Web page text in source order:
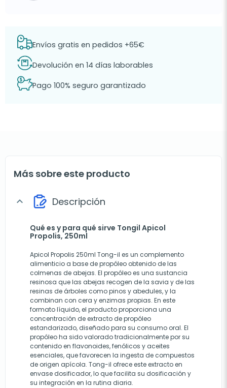
Envíos gratis en pedidos +65€
Devolución en 14 días laborables
Pago 100% seguro garantizado
Más sobre este producto
expand_more Descripción
Qué es y para qué sirve Tongil Apicol
Propolis, 250ml
Apicol Propolis 250ml Tong-il es un complemento
alimenticio a base de propóleo obtenido de las
colmenas de abejas. El propóleo es una sustancia
resinosa que las abejas recogen de la savia y de las
resinas de árboles como pinos y abedules, y la
combinan con cera y enzimas propias. En este
formato líquido, el producto proporciona una
concentración de extracto de propóleo
estandarizado, diseñado para su consumo oral. El
propóleo ha sido valorado tradicionalmente por su
contenido en flavonoides, fenólicos y aceites
esenciales, que favorecen la ingesta de compuestos
de origen apícola. Tong-il ofrece este extracto en
envase dosificador, lo que facilita su dosificación y
su integración en la rutina diaria.